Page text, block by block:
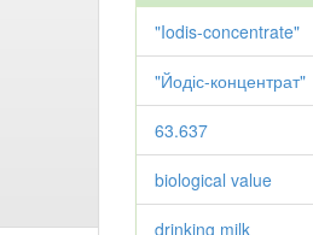
"Iodis-concentrate"
"Йодіс-концентрат"
63.637
biological value
drinking milk